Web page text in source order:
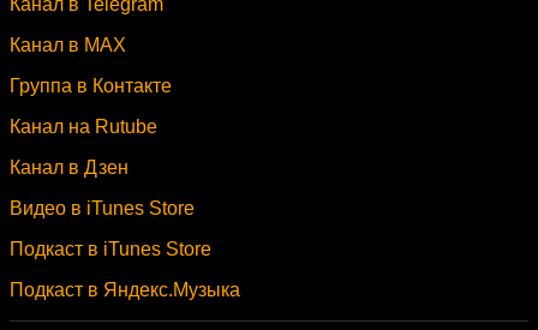
Канал в Telegram
Канал в MAX
Группа в Контакте
Канал на Rutube
Канал в Дзен
Видео в iTunes Store
Подкаст в iTunes Store
Подкаст в Яндекс.Музыка